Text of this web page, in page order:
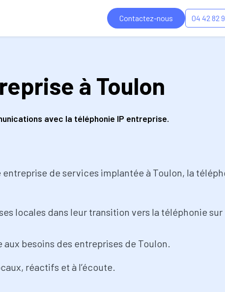
Contactez-nous 04 42 82
à Toulon
avec la téléphonie IP entreprise.
de services implantée à Toulon, la
locales dans leur transition vers la téléphonie sur
besoins des entreprises de Toulon.
réactifs et à l’écoute.